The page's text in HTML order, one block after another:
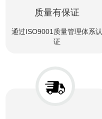
质量有保证
通过ISO9001质量管理体系认
证